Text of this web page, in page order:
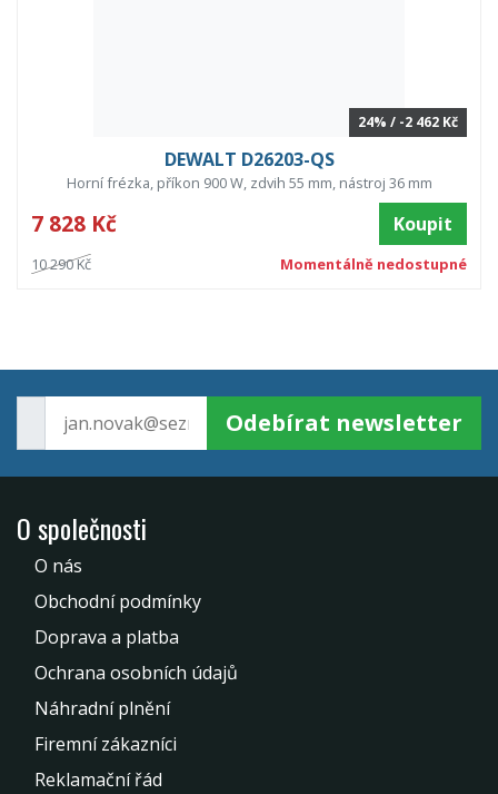
24% / -2 462 Kč
DEWALT D26203-QS
Horní frézka, příkon 900 W, zdvih 55 mm, nástroj 36 mm
7 828 Kč Koupit
10 290 Kč Momentálně nedostupné
Odebírat newsletter
O společnosti
O nás
Obchodní podmínky
Doprava a platba
Ochrana osobních údajů
Náhradní plnění
Firemní zákazníci
Reklamační řád